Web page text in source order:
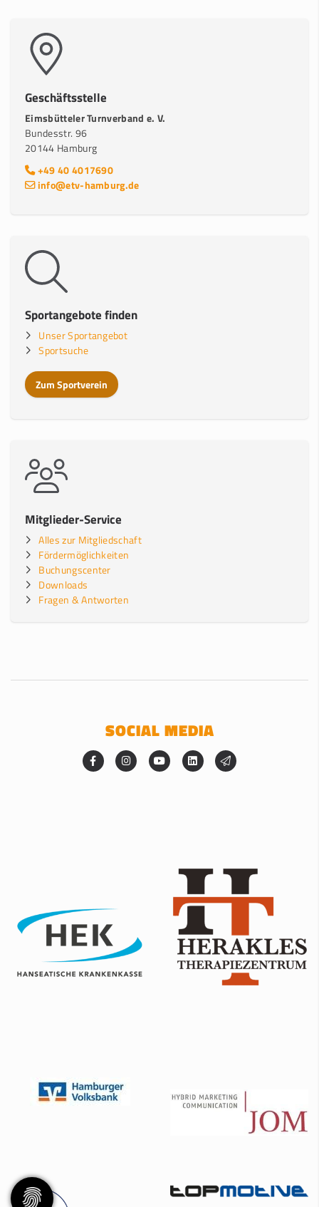
Geschäftsstelle
Eimsbütteler Turnverband e. V.
Bundesstr. 96
20144 Hamburg
+49 40 4017690
info@etv-hamburg.de
Sportangebote finden
Unser Sportangebot
Sportsuche
Zum Sportverein
Mitglieder-Service
Alles zur Mitgliedschaft
Fördermöglichkeiten
Buchungscenter
Downloads
Fragen & Antworten
SOCIAL MEDIA